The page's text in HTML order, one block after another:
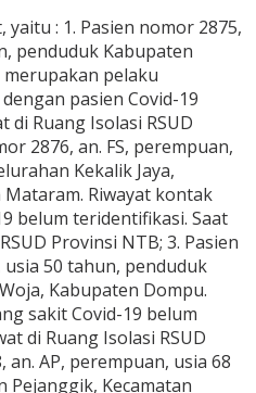
: 1. Pasien nomor 2875,
penduduk Kabupaten
merupakan pelaku
pasien Covid-19
di Ruang Isolasi RSUD
2876, an. FS, perempuan,
Kekalik Jaya,
Mataram. Riwayat kontak
belum teridentifikasi. Saat
Provinsi NTB; 3. Pasien
usia 50 tahun, penduduk
Kabupaten Dompu.
sakit Covid-19 belum
di Ruang Isolasi RSUD
an. AP, perempuan, usia 68
Kecamatan